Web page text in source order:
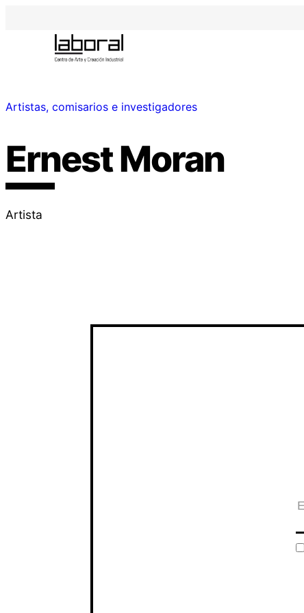
Artistas, comisarios e investigadores
Ernest Moran
Artista